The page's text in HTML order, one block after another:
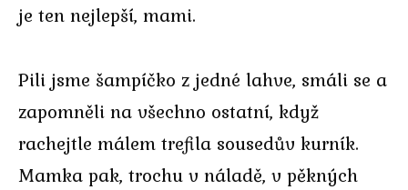
je ten nejlepší, mami.
Pili jsme šampíčko z jedné lahve, smáli se a
zapomněli na všechno ostatní, když
rachejtle málem trefila sousedův kurník.
Mamka pak, trochu v náladě, v pěkných